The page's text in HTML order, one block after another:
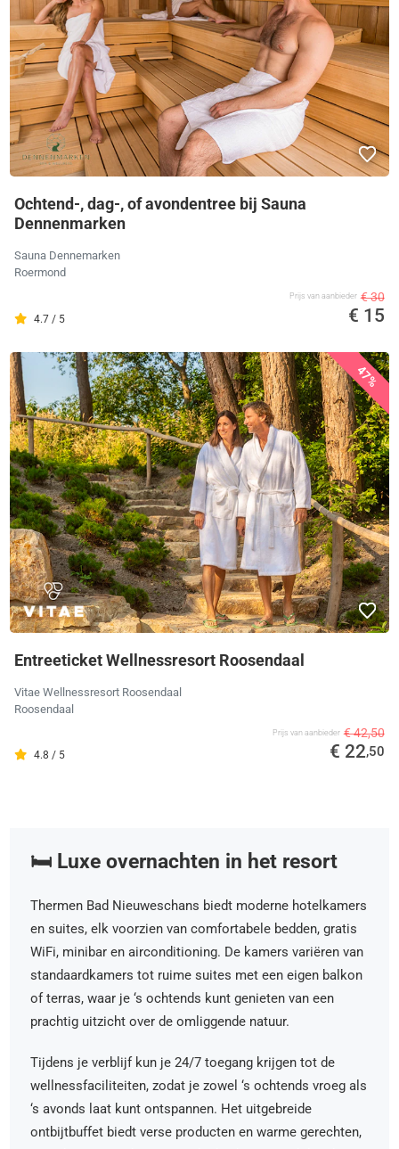
Ochtend-, dag-, of avondentree bij Sauna
Dennenmarken
Sauna Dennemarken
Roermond
4.7 / 5
Prijs van aanbieder € 30
€ 15
47%
Entreeticket Wellnessresort Roosendaal
Vitae Wellnessresort Roosendaal
Roosendaal
4.8 / 5
Prijs van aanbieder € 42,50
€ 22,50
🛏️ Luxe overnachten in het resort
Thermen Bad Nieuweschans biedt moderne hotelkamers
en suites, elk voorzien van comfortabele bedden, gratis
WiFi, minibar en airconditioning. De kamers variëren van
standaardkamers tot ruime suites met een eigen balkon
of terras, waar je ‘s ochtends kunt genieten van een
prachtig uitzicht over de omliggende natuur.
Tijdens je verblijf kun je 24/7 toegang krijgen tot de
wellnessfaciliteiten, zodat je zowel ‘s ochtends vroeg als
‘s avonds laat kunt ontspannen. Het uitgebreide
ontbijtbuffet biedt verse producten en warme gerechten,